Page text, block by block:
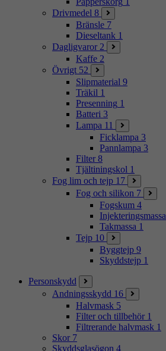
Drivmedel 8
Bränsle 7
Dieseltank 1
Dagligvaror 2
Kaffe 2
Övrigt 52
Slipmaterial 9
Träkil 1
Presenning 1
Batteri 3
Lampa 11
Ficklampa 3
Pannlampa 3
Filter 8
Tjältiningskol 1
Fog lim och tejp 17
Fog och silikon 7
Fogskum 4
Injekteringsmassa
Takmassa 1
Tejp 10
Byggtejp 9
Skyddstejp 1
Personskydd
Andningsskydd 16
Halvmask 5
Filter och tillbehör 1
Filtrerande halvmask 1
Skor 7
Skyddsglasögon 4